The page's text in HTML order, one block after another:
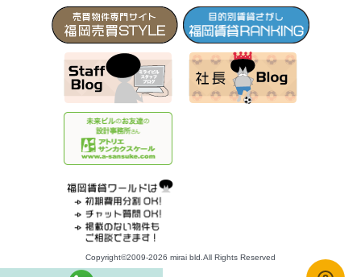
Copyright©2009-2026 mirai bld.All Rights Reserved